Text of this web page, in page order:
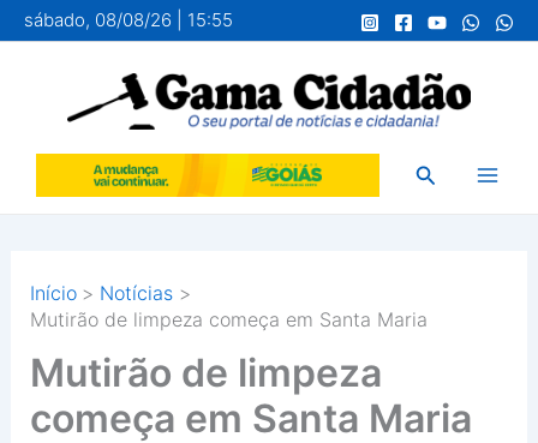
para
conteúdo
sábado, 08/08/26 | 15:55
Pesquisar
Início
Notícias
Mutirão de limpeza começa em Santa Maria
Mutirão de limpeza
começa em Santa Maria